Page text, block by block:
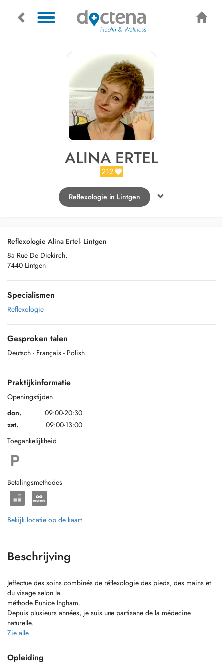
ALINA ERTEL
212
Reflexologie in Lintgen
Reflexologie Alina Ertel- Lintgen
8a Rue De Diekirch,
7440 Lintgen
Specialismen
Reflexologie
Gesproken talen
Deutsch - Français - Polish
Praktijkinformatie
Openingstijden
don.
09:00-20:30
zat.
09:00-13:00
Toegankelijkheid
Betalingsmethodes
Bekijk locatie op de kaart
Beschrijving
Jeffectue des soins combinés de réflexologie des pieds, des mains et
du visage selon la
méthode Eunice Ingham.
Depuis plusieurs années, je suis une partisane de la médecine
naturelle.
J'utilise des méthodes et des pratiques qui ont un effet curatif, aident à
éliminer les maux
et préviennent le développement de nombreuses maladies.
Ces secrets du corps et d'autres m'ont inspiré à approfondir mes
Zie alle
Opleiding